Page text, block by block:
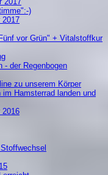
)
2017
vor Grün" + Vitalstoffkur
- der Regenbogen
zu unserem Körper
Hamsterrad landen und
2016